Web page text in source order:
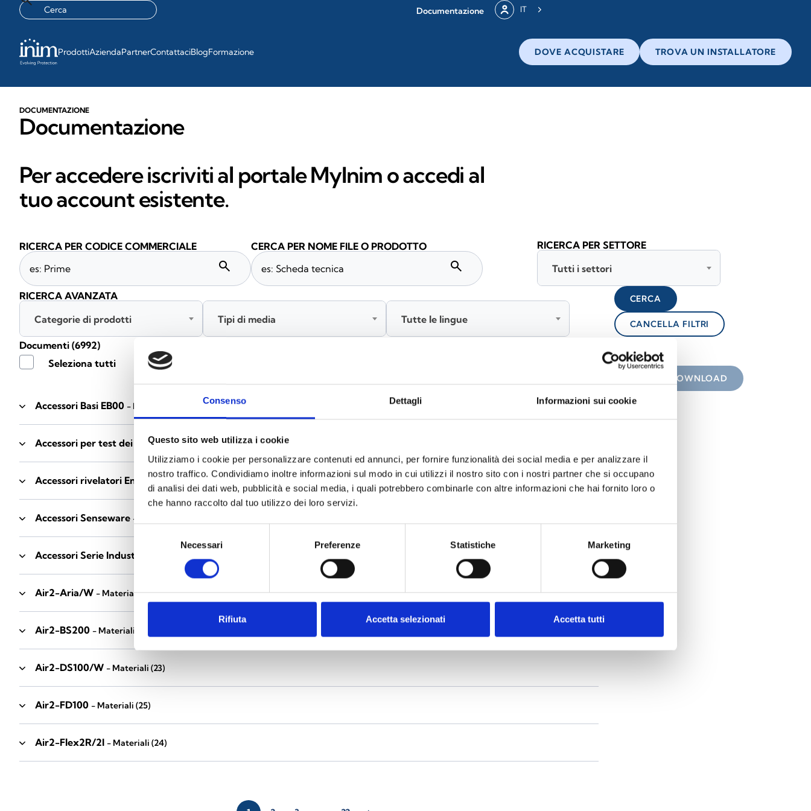
Consenso Dettagli Informazioni sui cookie
Questo sito web utilizza i cookie
Utilizziamo i cookie per personalizzare contenuti ed annunci, per fornire funzionalità dei social media e per analizzare il
nostro traffico. Condividiamo inoltre informazioni sul modo in cui utilizzi il nostro sito con i nostri partner che si occupano
di analisi dei dati web, pubblicità e social media, i quali potrebbero combinarle con altre informazioni che hai fornito loro o
che hanno raccolto dal tuo utilizzo dei loro servizi.
consenso
Necessari Preferenze Statistiche Marketing
Rifiuta Accetta selezionati Accetta tutti
Documentazione IT
ProdottiAziendaPartnerContattaciBlogFormazione DOVE ACQUISTARE TROVA UN INSTALLATORE
DOCUMENTAZIONE
Documentazione
Per accedere iscriviti al portale MyInim o accedi al
tuo account esistente.
Accessori Basi EB00 - Materiali
Accessori per test dei rivelatori - Materiali(6)
Accessori rivelatori Enea - Materiali(35)
Accessori Senseware - Materiali
Accessori Serie Industrial
Air2-Aria/W - Materiali(23)
Air2-BS200 - Materiali
Air2-DS100/W - Materiali (23)
Air2-FD100 - Materiali (25)
Air2-Flex2R/2I - Materiali (24)
Documenti (6992)
Seleziona tutti
DOWNLOAD
RICERCA PER CODICE COMMERCIALE
search
CERCA PER NOME FILE O PRODOTTO
search
RICERCA PER SETTORE
Tutti i settori
RICERCA AVANZATA
Categorie di prodotti
Tipi di media Tutte le lingue
CERCA
CANCELLA FILTRI